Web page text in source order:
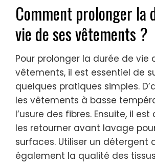
Comment prolonger la
vie de ses vêtements ?
Pour prolonger la durée de vie
vêtements, il est essentiel de
quelques pratiques simples.
les vêtements à basse
l’usure des fibres. Ensuite, il
les retourner avant lavage
surfaces. Utiliser un détergent
également la qualité des